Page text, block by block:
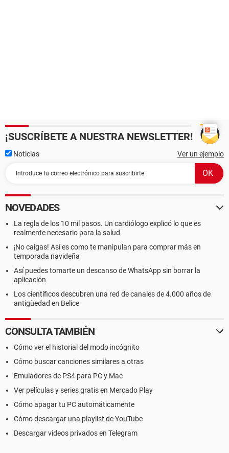
¡SUSCRÍBETE A NUESTRA NEWSLETTER!
Noticias Ver un ejemplo
NOVEDADES
La regla de los 10 mil pasos. Un cardiólogo explicó lo que es
realmente necesario para la salud
¡No caigas! Así es como te manipulan para comprar más en
temporada navideña
Así puedes tomarte un descanso de WhatsApp sin borrar la
aplicación
Los científicos descubren una red de canales de 4.000 años de
antigüedad en Belice
CONSULTA TAMBIÉN
Cómo ver el historial del modo incógnito
Cómo buscar canciones similares a otras
Emuladores de PS4 para PC y Mac
Ver películas y series gratis en Mercado Play
Cómo apagar tu PC automáticamente
Cómo descargar una playlist de YouTube
Descargar videos privados en Telegram